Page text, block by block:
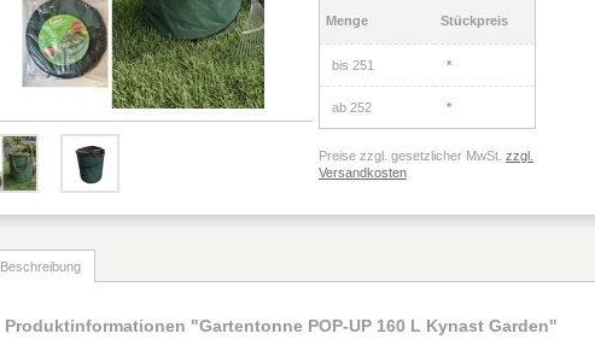
Menge Stückpreis
bis 251 *
ab 252 *
Preise zzgl. gesetzlicher MwSt. zzgl.
Versandkosten
Beschreibung
Produktinformationen "Gartentonne POP-UP 160 L Kynast Garden"